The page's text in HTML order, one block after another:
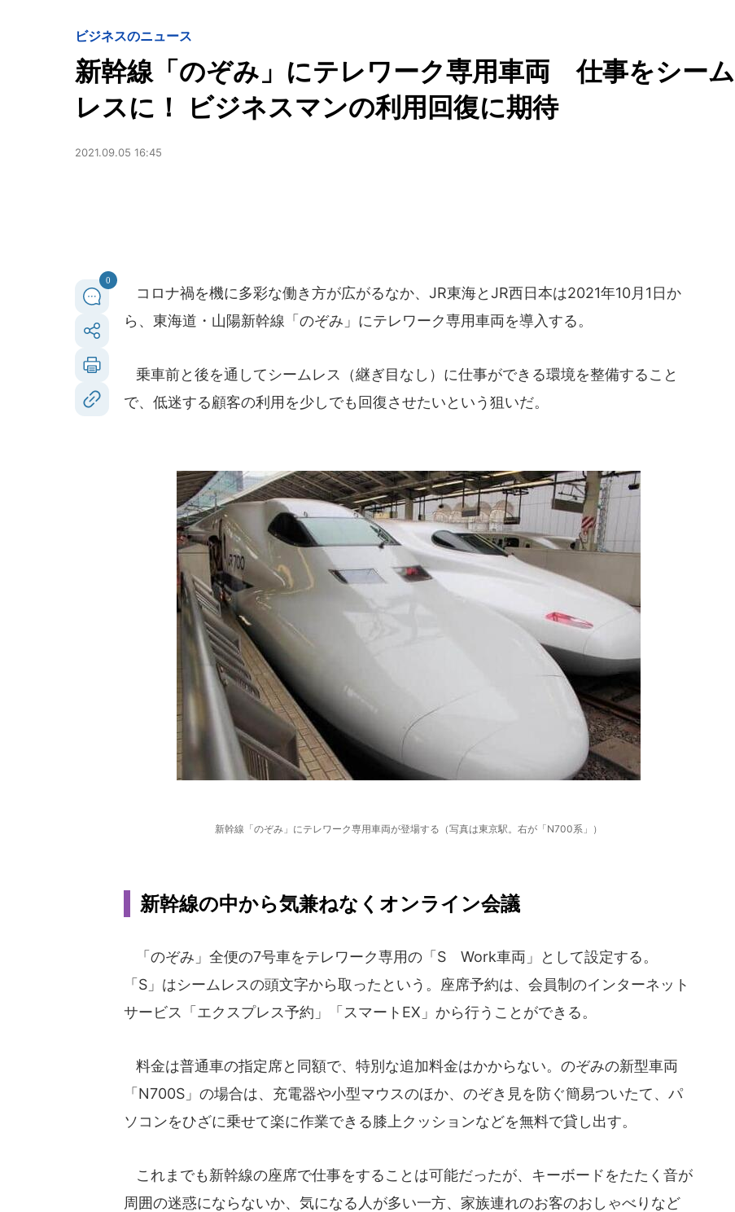
ビジネスのニュース
新幹線「のぞみ」にテレワーク専用車両 仕事をシーム
レスに！ ビジネスマンの利用回復に期待
2021.09.05 16:45
0
コロナ禍を機に多彩な働き方が広がるなか、JR東海とJR西日本は2021年10月1日か
ら、東海道・山陽新幹線「のぞみ」にテレワーク専用車両を導入する。
乗車前と後を通してシームレス（継ぎ目なし）に仕事ができる環境を整備すること
で、低迷する顧客の利用を少しでも回復させたいという狙いだ。
新幹線「のぞみ」にテレワーク専用車両が登場する（写真は東京駅。右が「N700系」）
新幹線の中から気兼ねなくオンライン会議
「のぞみ」全便の7号車をテレワーク専用の「S Work車両」として設定する。
「S」はシームレスの頭文字から取ったという。座席予約は、会員制のインターネット
サービス「エクスプレス予約」「スマートEX」から行うことができる。
料金は普通車の指定席と同額で、特別な追加料金はかからない。のぞみの新型車両
「N700S」の場合は、充電器や小型マウスのほか、のぞき見を防ぐ簡易ついたて、パ
ソコンをひざに乗せて楽に作業できる膝上クッションなどを無料で貸し出す。
これまでも新幹線の座席で仕事をすることは可能だったが、キーボードをたたく音が
周囲の迷惑にならないか、気になる人が多い一方、家族連れのお客のおしゃべりなど